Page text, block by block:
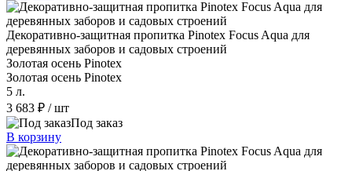
Декоративно-защитная пропитка Pinotex Focus Aqua для
деревянных заборов и садовых строений
Золотая осень Pinotex
Золотая осень Pinotex
5 л.
3 683 ₽ / шт
Под заказ
В корзину